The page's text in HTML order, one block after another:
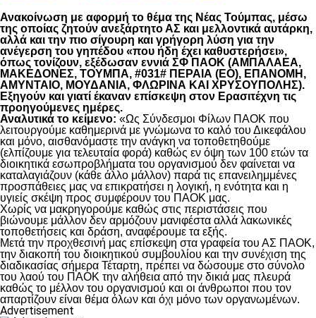
Ανακοίνωση με αφορμή το θέμα της Νέας Τούμπας, μέσω
της οποίας ζητούν ανεξάρτητο ΑΣ και μελλοντικά αυτάρκη,
αλλά και την πιο σίγουρη και γρήγορη λύση για την
ανέγερση του γηπέδου «που ήδη έχει καθυστερήσει»,
όπως τονίζουν, εξέδωσαν εννιά ΣΦ ΠΑΟΚ (ΑΜΠΑΛΑΕΑ,
ΜΑΚΕΔΟΝΕΣ, ΤΟΥΜΠΑ, #031# ΠΕΡΑΙΑ (ΕΟ), ΕΠΑΝΟΜΗ,
ΑΜΥΝΤΑΙΟ, ΜΟΥΔΑΝΙΑ, ΦΛΩΡΙΝΑ ΚΑΙ ΧΡΥΣΟΥΠΟΛΗΣ).
Εξηγούν και γιατί έκαναν επίσκεψη στον Ερασιτέχνη τις
προηγούμενες ημέρες.
Αναλυτικά το κείμενο: «Ως Σύνδεσμοι Φίλων ΠΑΟΚ που
λειτουργούμε καθημερινά με γνώμωνα το καλό του Δικεφάλου
και μόνο, αισθανόμαστε την ανάγκη να τοποθετηθούμε
(ελπίζουμε για τελευταία φορά) καθώς εν όψη των 100 ετών τα
διοικητικά εσωπροβλήματα του οργανισμού δεν φαίνεται να
καταλαγιάζουν (κάθε άλλο μάλλον) παρά τις επανειλημμένες
προσπάθειες μας να επικρατήσει η λογική, η ενότητα και η
υγιείς σκέψη προς συμφέρουν του ΠΑΟΚ μας.
Χωρίς να μακρηγορούμε καθώς στις περιστάσεις που
βιώνουμε μάλλον δεν αρμόζουν μανιφέστα αλλά λακωνικές
τοποθετήσεις και δράση, αναφέρουμε τα εξής.
Μετά την προχθεσινή μας επίσκεψη στα γραφεία του ΑΣ ΠΑΟΚ,
την διακοπή του διοικητικού συμβουλίου και την συνέχιση της
διαδικασίας σήμερα Τέταρτη, πρέπει να δώσουμε στο σύνολο
του λαού του ΠΑΟΚ την αλήθεια από την δικιά μας πλευρά
καθώς το μέλλον του οργανισμού και οι άνθρωποι που τον
απαρτίζουν είναι θέμα όλων και όχι μόνο των οργανωμένων.
Advertisement